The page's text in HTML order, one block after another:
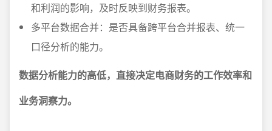
和利润的影响，及时反映到财务报表。
多平台数据合并：是否具备跨平台合并报表、统一
口径分析的能力。
数据分析能力的高低，直接决定电商财务的工作效率和
业务洞察力。